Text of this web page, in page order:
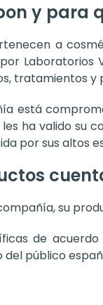
y para
a
tratamientos y
está
ha valido
por sus altos
su
de
público